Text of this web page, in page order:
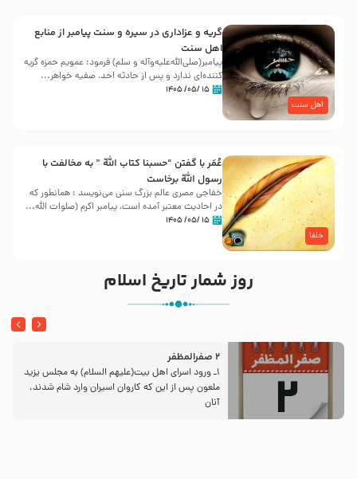
اهل سنت
گریه و عزاداری در سیره و سنت پیامبر از منابع
اهل سنت
پیامبر(صلی‌الله‌علیه‌وآله و سلم) فرمود: عمویم حمزه گریه
کننده‌ای ندارد و پس از حادثه احد، صفیه خواهر...
۱۵ /۰۵/ ۱۴۰۵
خلفا
عُمَر با گفتن “حسبنا كتاب اللّه ” به مخالفت با
رسول اللّه برخاست
خفاجی مصری عالم بزرگ سنی می‌نویسد : همانطور که
در احادیث معتبر آمده است، پیامبر اکرم (صلوات اللّه...
۱۵ /۰۵/ ۱۴۰۵
روز شمار تاریخ اسلام
2 صفرالمظفر
1ـ ورود اسراى اهل بیت‌(علیهم السلام) به مجلس یزید
ملعون پس از این كه كاروان اسیران وارد شام شدند،
آنان